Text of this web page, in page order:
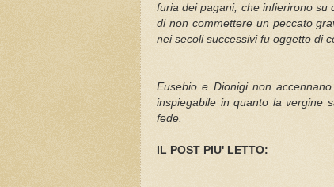
furia dei pagani, che infierirono su
di non commettere un peccato
nei secoli successivi fu oggetto di
Eusebio e Dionigi non
inspiegabile in quanto la vergine
fede.
IL POST PIU' LETTO: